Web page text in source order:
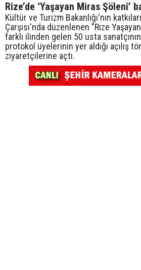
Rize’de ‘Yaşayan Miras Şöleni’
Kültür ve Turizm Bakanlığı'nın
Çarşısı'nda düzenlenen "Rize
farklı ilinden gelen 50 usta sanatçının
protokol üyelerinin yer aldığı açılış
ziyaretçilerine açtı.